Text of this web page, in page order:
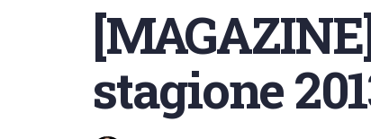
stagione